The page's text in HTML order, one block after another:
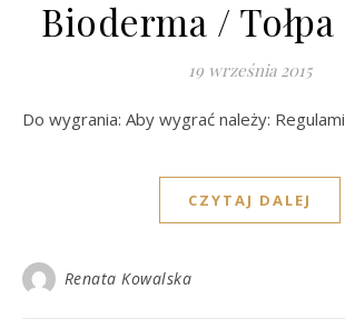
Bioderma /
19 września 2015
Do wygrania: Aby wygrać należy:
CZYTAJ DALEJ
Renata Kowalska